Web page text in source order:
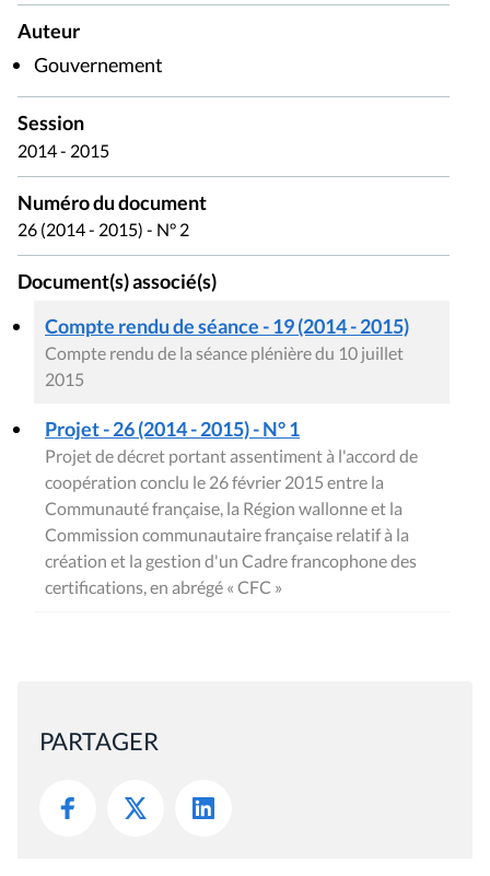
Auteur
Gouvernement
Session
2014 - 2015
Numéro du document
26 (2014 - 2015) - N° 2
Document(s) associé(s)
Compte rendu de séance - 19 (2014 - 2015)
Compte rendu de la séance plénière du 10 juillet
2015
Projet - 26 (2014 - 2015) - N° 1
Projet de décret portant assentiment à l'accord de
coopération conclu le 26 février 2015 entre la
Communauté française, la Région wallonne et la
Commission communautaire française relatif à la
création et la gestion d'un Cadre francophone des
certifications, en abrégé « CFC »
PARTAGER